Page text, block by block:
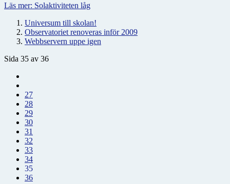
Läs mer: Solaktiviteten låg
Universum till skolan!
Observatoriet renoveras inför 2009
Webbservern uppe igen
Sida 35 av 36
27
28
29
30
31
32
33
34
35
36